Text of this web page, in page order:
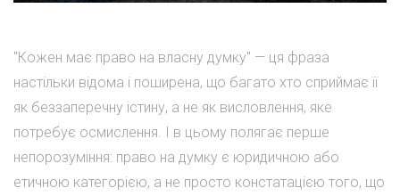
"Кожен має право на власну думку" — ця фраза
настільки відома і поширена, що багато хто сприймає її
як беззаперечну істину, а не як висловлення, яке
потребує осмислення. І в цьому полягає перше
непорозуміння: право на думку є юридичною або
етичною категорією, а не просто констатацією того, що